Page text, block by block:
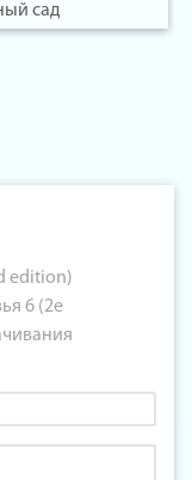
сад
edition)
6 (2е